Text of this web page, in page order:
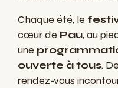
Chaque été, le
cœur de Pau, au
une
ouverte à tous.
rendez-vous